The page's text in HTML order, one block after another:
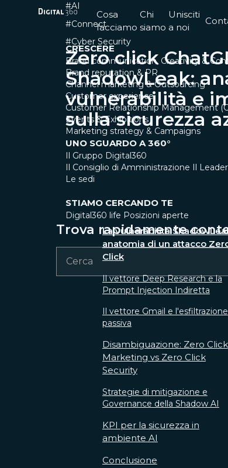
Cosa
facciamo
Chi
siamo
Unisciti
a noi
CRESCERE
Brand communication, Creativity &
Brand reputation & PR
Channel marketing & Outsourcing
Customer experience
Customer Relationship Management
Events & Exhibitions
Marketing strategy & Campaigns
UNO SGUARDO A 360°
Il Gruppo Digital360
Il Consiglio di Amministrazione Il
Le sedi
STIAMO CERCANDO TE
Digital360 life Posizioni aperte
Trova rapidamente
#AI
#Connect
#Cyber Security
Zero click
ShadowLeak:
vulnerabilità e
sulla sicurezza
La vulnerabilità
anatomia di un attacco
Click
Il vettore Deep Research e la
Prompt Injection Indiretta
Il vettore Gmail e l'esfiltrazione
passiva
Disambiguazione: Zero Click
Marketing vs Zero Click
Security
Strategie di mitigazione e
Governance della Shadow AI
KPI per la sicurezza in
ambiente AI
Conclusione